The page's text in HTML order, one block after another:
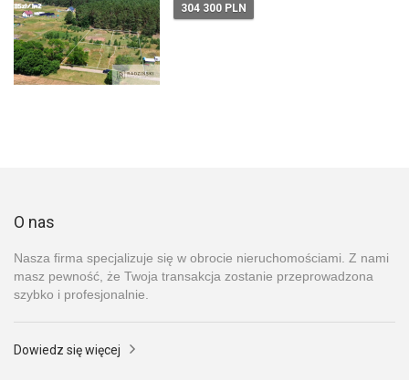
304 300 PLN
O nas
Nasza firma specjalizuje się w obrocie nieruchomościami. Z nami
masz pewność, że Twoja transakcja zostanie przeprowadzona
szybko i profesjonalnie.
Dowiedz się więcej